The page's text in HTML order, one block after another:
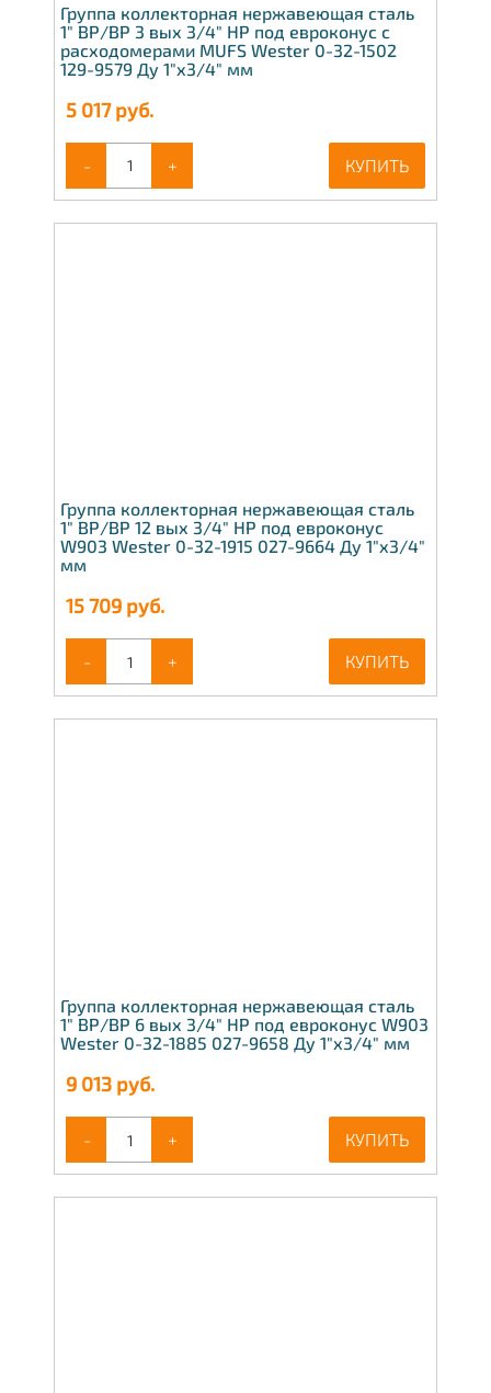
Группа коллекторная нержавеющая сталь
1" ВР/ВР 3 вых 3/4" НР под евроконус с
расходомерами MUFS Wester 0-32-1502
129-9579 Ду 1"х3/4" мм
5 017руб.
- + КУПИТЬ
Группа коллекторная нержавеющая сталь
1" ВР/ВР 12 вых 3/4" НР под евроконус
W903 Wester 0-32-1915 027-9664 Ду 1"х3/4"
мм
15 709 руб.
- + КУПИТЬ
Группа коллекторная нержавеющая сталь
1" ВР/ВР 6 вых 3/4" НР под евроконус W903
Wester 0-32-1885 027-9658 Ду 1"х3/4" мм
9 013 руб.
- + КУПИТЬ